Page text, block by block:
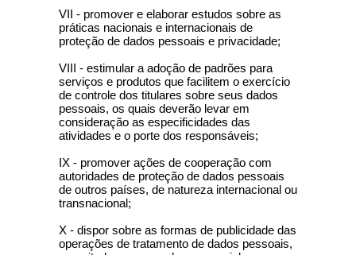
VII - promover e elaborar estudos sobre as
práticas nacionais e internacionais de
proteção de dados pessoais e privacidade;
VIII - estimular a adoção de padrões para
serviços e produtos que facilitem o exercício
de controle dos titulares sobre seus dados
pessoais, os quais deverão levar em
consideração as especificidades das
atividades e o porte dos responsáveis;
IX - promover ações de cooperação com
autoridades de proteção de dados pessoais
de outros países, de natureza internacional ou
transnacional;
X - dispor sobre as formas de publicidade das
operações de tratamento de dados pessoais,